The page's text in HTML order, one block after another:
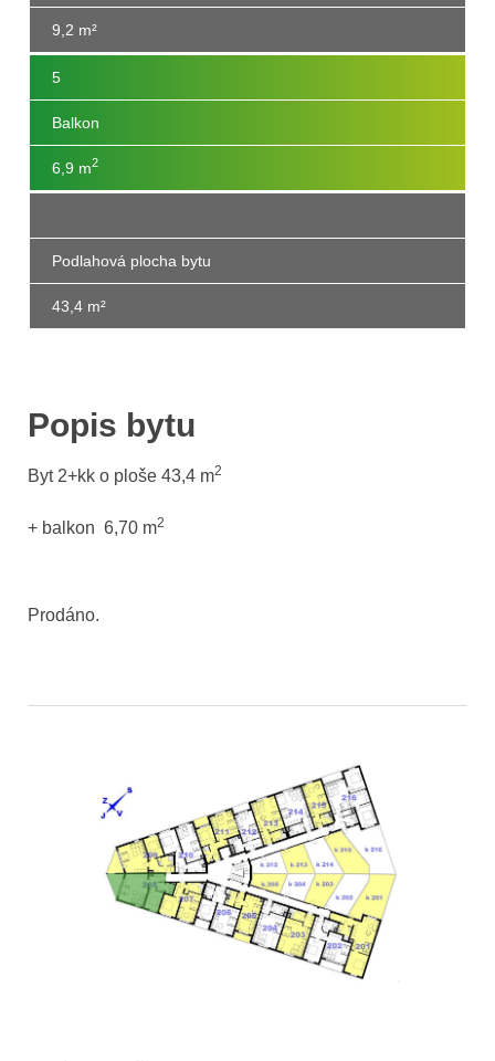
9,2 m²
5
Balkon
6,9 m2
Podlahová plocha bytu
43,4 m²
Popis bytu
Byt 2+kk o ploše 43,4 m2
+ balkon 6,70 m2
Prodáno.